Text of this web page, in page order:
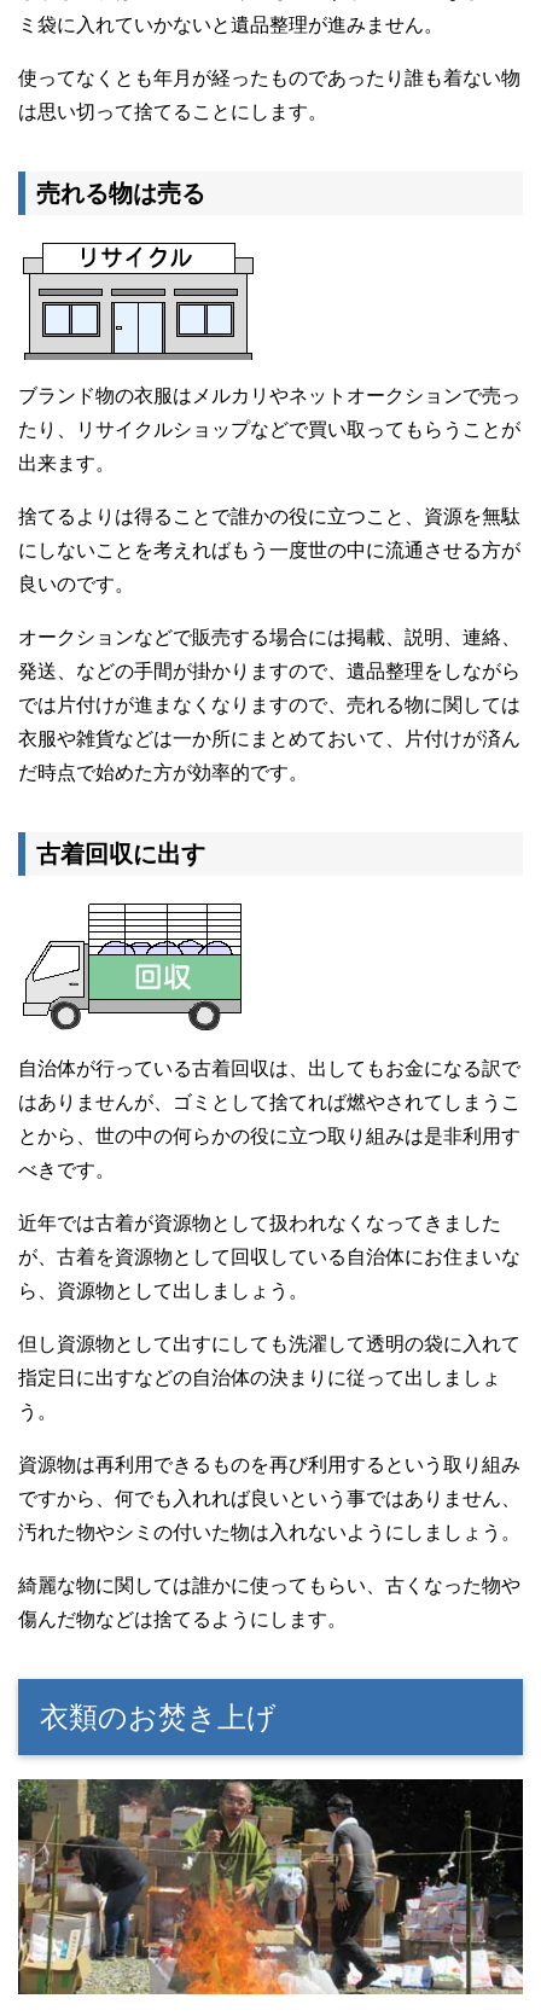
ミ袋に入れていかないと遺品整理が進みません。
使ってなくとも年月が経ったものであったり誰も着ない物
は思い切って捨てることにします。
売れる物は売る
ブランド物の衣服はメルカリやネットオークションで売っ
たり、リサイクルショップなどで買い取ってもらうことが
出来ます。
捨てるよりは得ることで誰かの役に立つこと、資源を無駄
にしないことを考えればもう一度世の中に流通させる方が
良いのです。
オークションなどで販売する場合には掲載、説明、連絡、
発送、などの手間が掛かりますので、遺品整理をしながら
では片付けが進まなくなりますので、売れる物に関しては
衣服や雑貨などは一か所にまとめておいて、片付けが済ん
だ時点で始めた方が効率的です。
古着回収に出す
自治体が行っている古着回収は、出してもお金になる訳で
はありませんが、ゴミとして捨てれば燃やされてしまうこ
とから、世の中の何らかの役に立つ取り組みは是非利用す
べきです。
近年では古着が資源物として扱われなくなってきました
が、古着を資源物として回収している自治体にお住まいな
ら、資源物として出しましょう。
但し資源物として出すにしても洗濯して透明の袋に入れて
指定日に出すなどの自治体の決まりに従って出しましょ
う。
資源物は再利用できるものを再び利用するという取り組み
ですから、何でも入れれば良いという事ではありません、
汚れた物やシミの付いた物は入れないようにしましょう。
綺麗な物に関しては誰かに使ってもらい、古くなった物や
傷んだ物などは捨てるようにします。
衣類のお焚き上げ